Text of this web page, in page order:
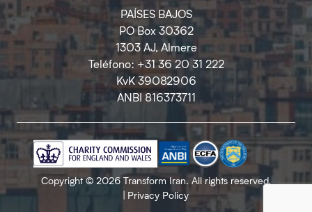
PAÍSES BAJOS
PO Box 30362
1303 AJ, Almere
Teléfono: +31 36 20 31 222
KvK 39082906
ANBI 816373711
Copyright © 2026 Transform Iran. All rights reserved.
| Privacy Policy